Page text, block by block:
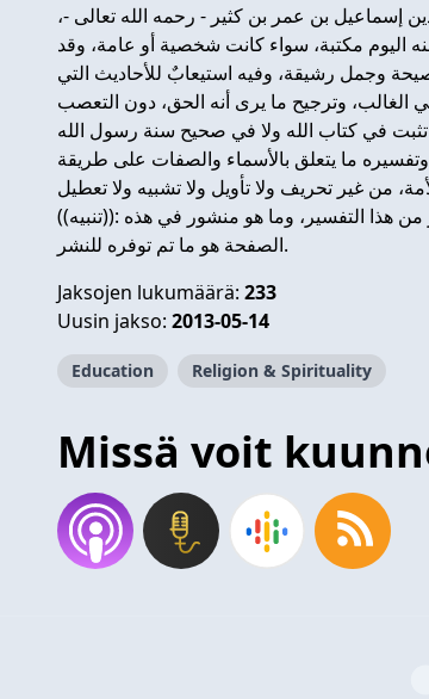
إسماعيل بن عمر بن كثير - رحمه الله تعالى -،
منه اليوم مكتبة، سواء كانت شخصية أو عامة، وقد
وجمل رشيقة، وفيه استيعابٌ للأحاديث التي
الغالب، وترجيح ما يرى أنه الحق، دون التعصب
تثبت في كتاب الله ولا في صحيح سنة رسول الله
ما يتعلق بالأسماء والصفات على طريقة
((تنبيه)): تجدر الإشارة إلى عدم توفر القراءة الصوتية لبعض السور من هذا التفسير، وما هو منشور في هذه
الصفحة هو ما تم توفره للنشر.
Jaksojen lukumäärä: 233
Uusin jakso: 2013-05-14
Education Religion & Spirituality
Missä voit